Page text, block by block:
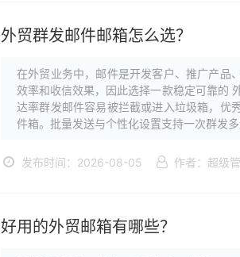
外贸群发邮件邮箱怎么选？
在外贸业务中，邮件是开发客户、推广产品
效率和收信效果，因此选择一款稳定可靠的
达率群发邮件容易被拦截或进入垃圾箱，优
件箱。批量发送与个性化设置支持一次群发多
发布时间：2026-08-05 作者：超级
好用的外贸邮箱有哪些？